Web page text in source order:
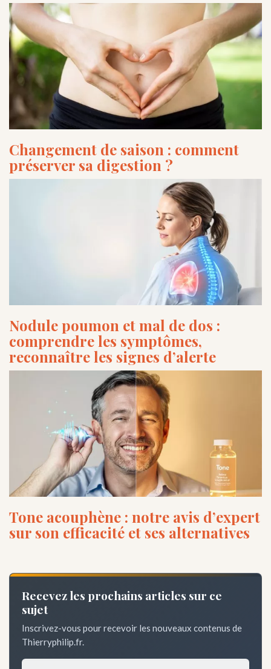
Changement de saison : comment
préserver sa digestion ?
Nodule poumon et mal de dos :
comprendre les symptômes,
reconnaître les signes d’alerte
Tone acouphène : notre avis d’expert
sur son efficacité et ses alternatives
Recevez les prochains articles sur ce
sujet
Inscrivez-vous pour recevoir les nouveaux contenus de
Thierryphilip.fr.